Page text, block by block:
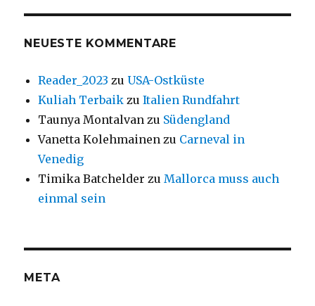
NEUESTE KOMMENTARE
Reader_2023 zuUSA-Ostküste
Kuliah Terbaik zuItalien Rundfahrt
Taunya Montalvan zu Südengland
Vanetta Kolehmainen zu Carneval in
Venedig
Timika Batchelder zu Mallorca muss auch
einmal sein
META